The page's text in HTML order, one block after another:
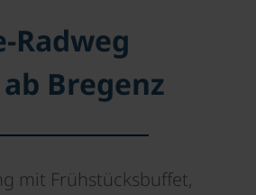
Radweg
Bregenz
mit Frühstücksbuffet,